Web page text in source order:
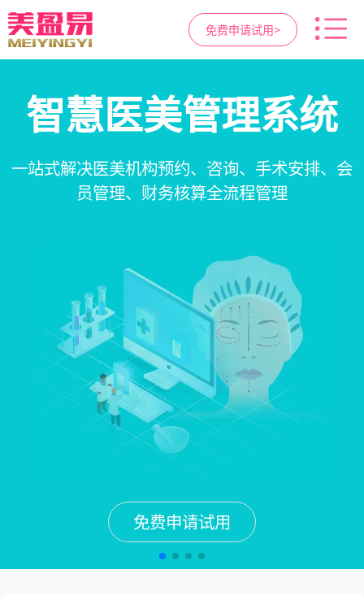
免费申请试用>
医疗资源调度管理
支持电子病历、医生排班、手术室管理、智能预
约分配，科学安排医疗资源
免费申请试用
高净值客户价值挖掘
支持客户分级管理、消费轨迹追踪、个性化方案
定制、实现客户长期价值挖掘
免费申请试用
营销与私域运营
提供小程序商城、私域scrm、项目套餐、裂变分
销多种营销工具，助力获客与转化
免费申请试用
智慧医美管理系统
一站式解决医美机构预约、咨询、手术安排、会
员管理、财务核算全流程管理
免费申请试用